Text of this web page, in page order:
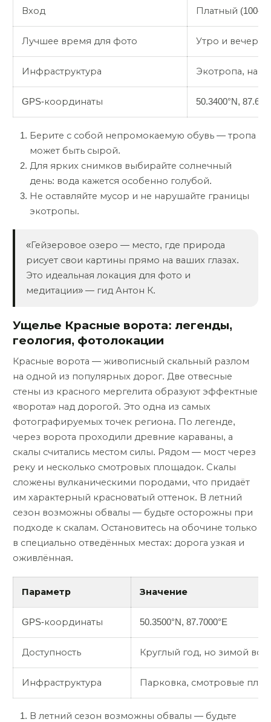
Вход Платный
Лучшее время для фото Утро и вечер,
Инфраструктура Экотропа,
GPS-координаты 50.3400°N,
Берите с собой непромокаемую обувь — тропа
может быть сырой.
Для ярких снимков выбирайте солнечный
день: вода кажется особенно голубой.
Не оставляйте мусор и не нарушайте границы
экотропы.
«Гейзеровое озеро — место, где природа
рисует свои картины прямо на ваших глазах.
Это идеальная локация для фото и
медитации» — гид Антон К.
Ущелье Красные ворота: легенды,
геология, фотолокации
Красные ворота — живописный скальный разлом
на одной из популярных дорог. Две отвесные
стены из красного мергелита образуют эффектные
«ворота» над дорогой. Это одна из самых
фотографируемых точек региона. По легенде,
через ворота проходили древние караваны, а
скалы считались местом силы. Рядом — мост через
реку и несколько смотровых площадок. Скалы
сложены вулканическими породами, что придаёт
им характерный красноватый оттенок. В летний
сезон возможны обвалы — будьте осторожны при
подходе к скалам. Остановитесь на обочине только
в специально отведённых местах: дорога узкая и
оживлённая.
Параметр Значение
GPS-координаты 50.3500°N, 87.7000°E
Доступность Круглый год, но зимой
Инфраструктура Парковка, смотровые
В летний сезон возможны обвалы — будьте